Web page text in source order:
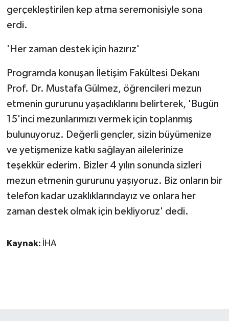
gerçekleştirilen kep atma seremonisiyle sona
erdi.
'Her zaman destek için hazırız'
Programda konuşan İletişim Fakültesi Dekanı
Prof. Dr. Mustafa Gülmez, öğrencileri mezun
etmenin gururunu yaşadıklarını belirterek, 'Bugün
15'inci mezunlarımızı vermek için toplanmış
bulunuyoruz. Değerli gençler, sizin büyümenize
ve yetişmenize katkı sağlayan ailelerinize
teşekkür ederim. Bizler 4 yılın sonunda sizleri
mezun etmenin gururunu yaşıyoruz. Biz onların bir
telefon kadar uzaklıklarındayız ve onlara her
zaman destek olmak için bekliyoruz' dedi.
Kaynak: İHA
SİYASET
TEKNOLOJİ
Turizm
ÜLKE GÜNDEMİ
YAŞAM
Yerel Haberler